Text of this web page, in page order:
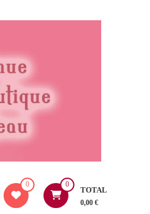
0 0
TOTAL
0,00 €